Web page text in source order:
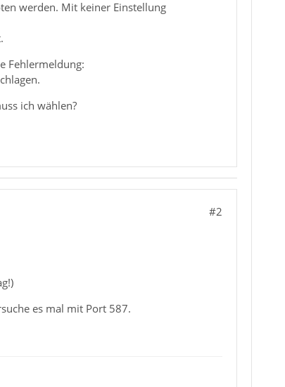
werden. Mit keiner Einstellung
Fehlermeldung:
ich wählen?
#2
es mal mit Port 587.